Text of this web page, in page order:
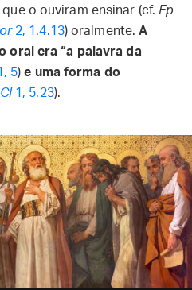
o ouviram ensinar (cf. Fp
2, 1.4.13) oralmente.A
oral era “a palavra da
5)e uma forma do
Cl1, 5.23).